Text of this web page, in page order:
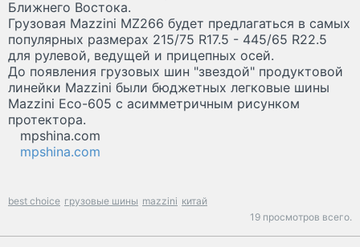
Ближнего Востока.
Грузовая Mazzini MZ266 будет предлагаться в самых
популярных размерах 215/75 R17.5 - 445/65 R22.5
для рулевой, ведущей и прицепных осей.
До появления грузовых шин "звездой" продуктовой
линейки Mazzini были бюджетных легковые шины
Mazzini Eco-605 с асимметричным рисунком
протектора.
mpshina.com
mpshina.com
best choice грузовые шины mazzini китай
19 просмотров всего.